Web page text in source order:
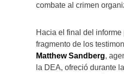
combate al crimen
Hacia el final del
fragmento de los
Matthew Sandberg,
la DEA, ofreció durante